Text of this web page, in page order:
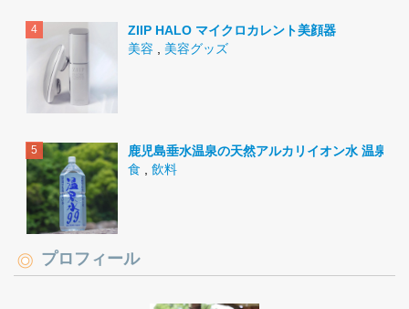
ZIIP HALO マイクロカレント美顔器
美容
美容グッズ
鹿児島垂水温泉の天然アルカリイオン水 温泉水
食
飲料
プロフィール